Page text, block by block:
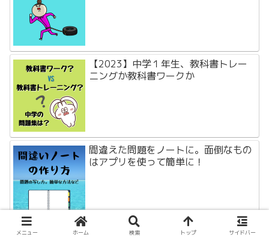
【2023】中学１年生、教科書トレー
ニングか教科書ワークか
間違えた問題をノートに。面倒なもの
はアプリを使って簡単に！
慣用句・ことわざ覚え方のコツ【裏
メニュー ホーム 検索 トップ サイドバー